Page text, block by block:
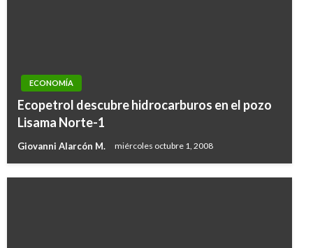
ECONOMÍA
Ecopetrol descubre hidrocarburos en el pozo
Lisama Norte-1
Giovanni Alarcón M. miércoles octubre 1, 2008